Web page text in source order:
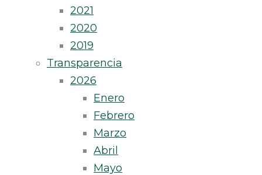
2021
2020
2019
Transparencia
2026
Enero
Febrero
Marzo
Abril
Mayo